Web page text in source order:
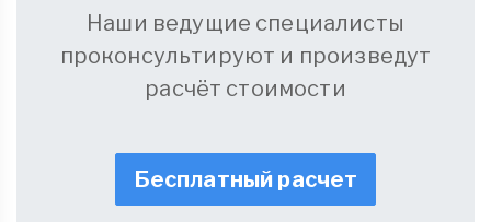
Наши ведущие специалисты
проконсультируют и произведут
расчёт стоимости
Бесплатный расчет